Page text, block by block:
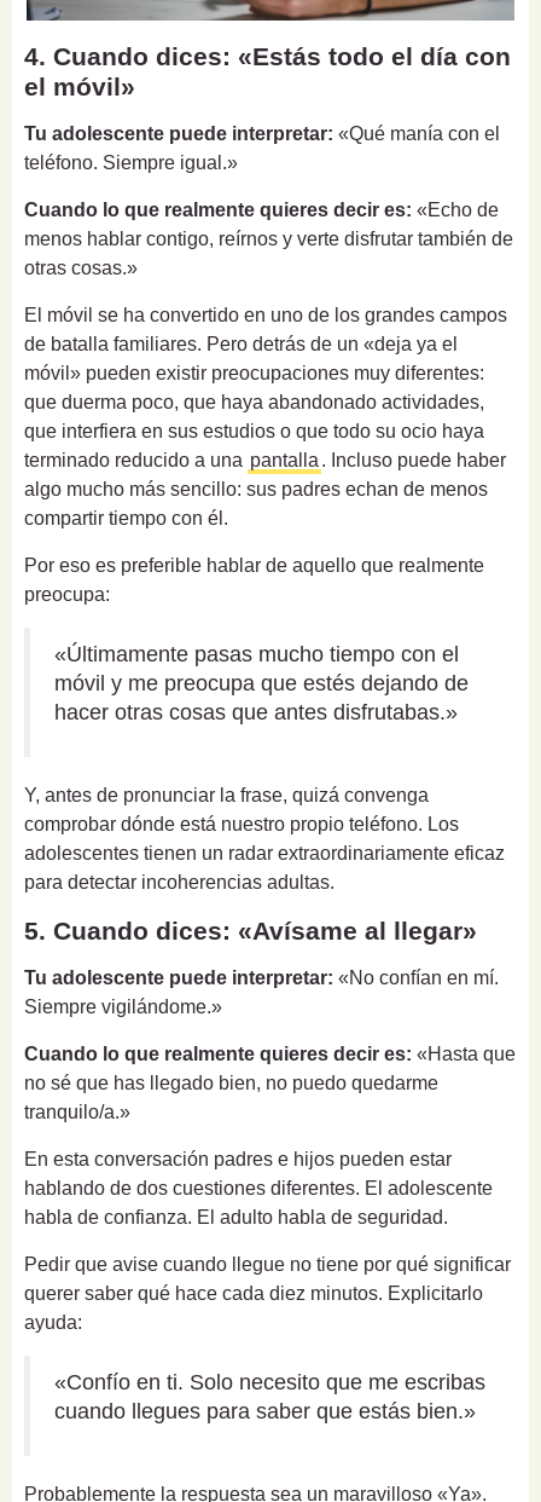
4. Cuando dices: «Estás todo el día con
el móvil»
Tu adolescente puede interpretar: «Qué manía con el
teléfono. Siempre igual.»
Cuando lo que realmente quieres decir es: «Echo de
menos hablar contigo, reírnos y verte disfrutar también de
otras cosas.»
El móvil se ha convertido en uno de los grandes campos
de batalla familiares. Pero detrás de un «deja ya el
móvil» pueden existir preocupaciones muy diferentes:
que duerma poco, que haya abandonado actividades,
que interfiera en sus estudios o que todo su ocio haya
terminado reducido a una pantalla . Incluso puede haber
algo mucho más sencillo: sus padres echan de menos
compartir tiempo con él.
Por eso es preferible hablar de aquello que realmente
preocupa:
«Últimamente pasas mucho tiempo con el
móvil y me preocupa que estés dejando de
hacer otras cosas que antes disfrutabas.»
Y, antes de pronunciar la frase, quizá convenga
comprobar dónde está nuestro propio teléfono. Los
adolescentes tienen un radar extraordinariamente eficaz
para detectar incoherencias adultas.
5. Cuando dices: «Avísame al llegar»
Tu adolescente puede interpretar: «No confían en mí.
Siempre vigilándome.»
Cuando lo que realmente quieres decir es: «Hasta que
no sé que has llegado bien, no puedo quedarme
tranquilo/a.»
En esta conversación padres e hijos pueden estar
hablando de dos cuestiones diferentes. El adolescente
habla de confianza. El adulto habla de seguridad.
Pedir que avise cuando llegue no tiene por qué significar
querer saber qué hace cada diez minutos. Explicitarlo
ayuda:
«Confío en ti. Solo necesito que me escribas
cuando llegues para saber que estás bien.»
Probablemente la respuesta sea un maravilloso «Ya».